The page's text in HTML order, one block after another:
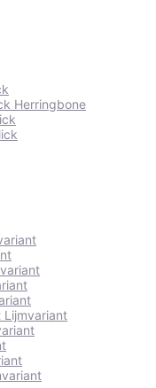
Herringbone
Lijmvariant